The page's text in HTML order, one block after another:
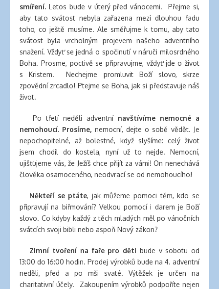
smíření. Letos bude v úterý před vánocemi. Přejme si,
aby tato svátost nebyla zařazena mezi dlouhou řadu
toho, co ještě musíme. Ale směřujme k tomu, aby tato
svátost byla vrcholným projevem našeho adventního
snažení. Vždyť se jedná o spočinutí v náruči milosrdného
Boha. Prosme, poctivě se připravujme, vždyť jde o život
s Kristem. Nechejme promluvit Boží slovo, skrze
zpovědní zrcadlo! Ptejme se Boha, jak si představuje náš
život.
Po třetí neděli adventní navštívíme nemocné a
nemohoucí. Prosíme, nemocní, dejte o sobě vědět. Je
nepochopitelné, až bolestné, když slyšíme: celý život
jsem chodil do kostela, nyní už to nejde. Nemocní,
ujišťujeme vás, že Ježíš chce přijít za vámi! On nenechává
člověka osamoceného, neodvrací se od nemohoucího!
Někteří se ptáte, jak můžeme pomoci těm, kdo se
připravují na biřmování? Velkou pomocí i darem je Boží
slovo. Co kdyby každý z těch mladých měl po vánočních
svátcích svoji bibli nebo aspoň Nový zákon?
Zimní tvořenína faře pro děti bude v sobotu od
13:00 do 16:00 hodin. Prodej výrobků bude na 4. adventní
neděli, před a po mši svaté. Výtěžek je určen na
charitativní účely. Zakoupením výrobků podpoříte nejen